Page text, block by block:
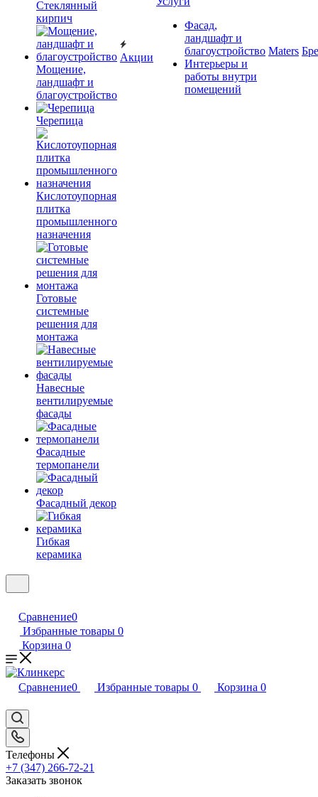
Cтеклянный
кирпич
Мощение,
ландшафт и
благоустройство
Черепица
Кислотоупорная
плитка
промышленного
назначения
Готовые
системные
решения для
монтажа
Навесные
вентилируемые
фасады
Фасадные
термопанели
Фасадный декор
Гибкая
керамика
Акции
Фасад,
ландшафт и
благоустройство
Интерьеры и
работы внутри
помещений
Maters
Сравнение0
Избранные товары 0
Корзина 0
Сравнение0 Избранные товары 0 Корзина 0
Телефоны
+7 (347) 266-72-21
Заказать звонок